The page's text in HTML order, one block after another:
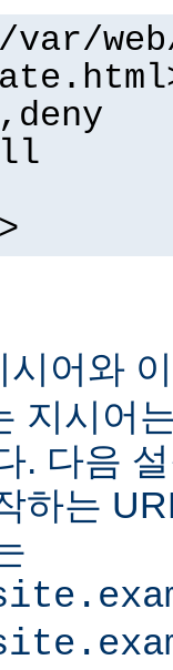
시어와
지시어
. 다음
하는